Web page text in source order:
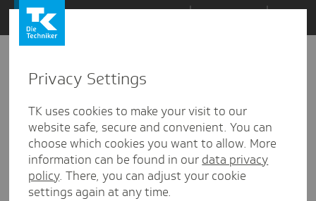
Zum
Inhalt
springen
den
Kommentaren
Privacy Settings
TK uses cookies to make your visit to our
website safe, secure and convenient. You can
choose which cookies you want to allow. More
information can be found in our data privacy
policy. There, you can adjust your cookie
settings again at any time.